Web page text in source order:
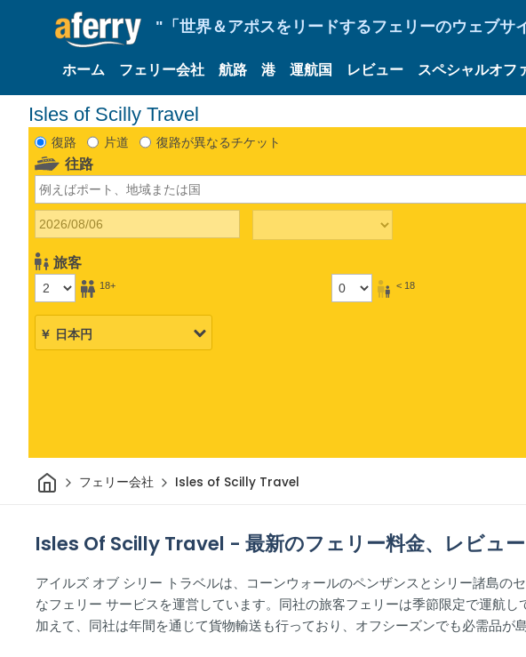
"「世界＆アポスをリードするフェリーのウェブサ
ホーム フェリー会社 航路 港 運航国 レビュー スペシャルオフ
Isles of Scilly Travel
復路 片道 復路が異なるチケット
往路
旅客
18+ < 18
家 フェリー会社 Isles of Scilly Travel
Isles Of Scilly Travel - 最新のフェリー料金、レビュ
アイルズ オブ シリー トラベルは、コーンウォールのペンザンスとシリー諸島の
なフェリー サービスを運営しています。同社の旅客フェリーは季節限定で運航し
加えて、同社は年間を通じて貨物輸送も行っており、オフシーズンでも必需品が